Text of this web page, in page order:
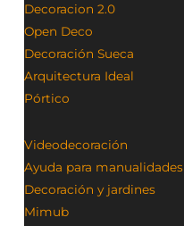
Decoracion 2.0
Open Deco
Decoración Sueca
Arquitectura Ideal
Pórtico
Videodecoración
Ayuda para manualidades
Decoración y jardines
Mimub